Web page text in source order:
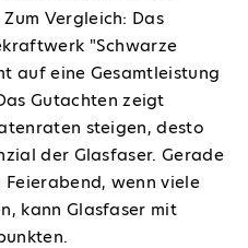
Vergleich: Das
"Schwarze
auf eine Gesamtleistung
Gutachten zeigt
steigen, desto
der Glasfaser. Gerade
Feierabend, wenn viele
kann Glasfaser mit